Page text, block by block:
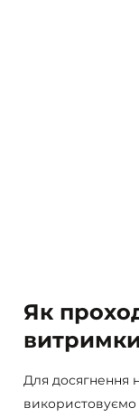
Як
Для досягнення
використовуємо